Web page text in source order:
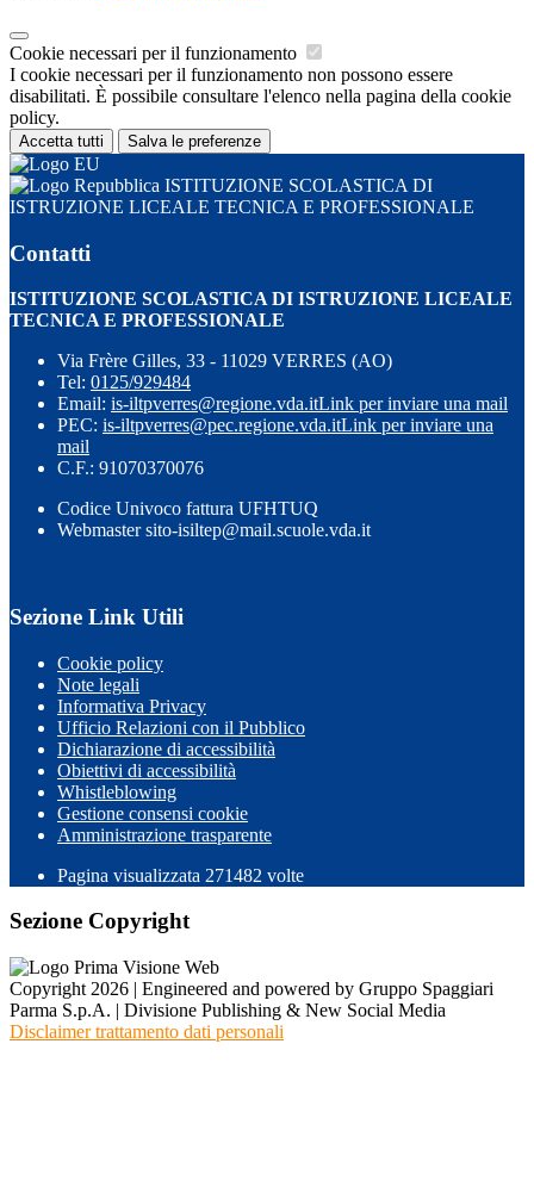
Cookie necessari per il funzionamento
I cookie necessari per il funzionamento non possono essere
disabilitati. È possibile consultare l'elenco nella pagina della cookie
policy.
Accetta tutti Salva le preferenze
ISTITUZIONE SCOLASTICA DI
ISTRUZIONE LICEALE TECNICA E PROFESSIONALE
Contatti
ISTITUZIONE SCOLASTICA DI ISTRUZIONE LICEALE
TECNICA E PROFESSIONALE
Via Frère Gilles, 33 - 11029 VERRES (AO)
Tel: 0125/929484
Email: is-iltpverres@regione.vda.itLink per inviare una mail
PEC: is-iltpverres@pec.regione.vda.itLink per inviare una
mail
C.F.: 91070370076
Codice Univoco fattura UFHTUQ
Webmaster sito-isiltep@mail.scuole.vda.it
Sezione Link Utili
Cookie policy
Note legali
Informativa Privacy
Ufficio Relazioni con il Pubblico
Dichiarazione di accessibilità
Obiettivi di accessibilità
Whistleblowing
Gestione consensi cookie
Amministrazione trasparente
Pagina visualizzata 271482 volte
Sezione Copyright
Copyright 2026 | Engineered and powered by Gruppo Spaggiari
Parma S.p.A. | Divisione Publishing & New Social Media
Disclaimer trattamento dati personali